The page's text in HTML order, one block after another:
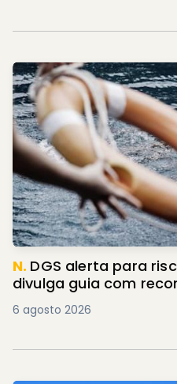
N. DGS alerta para
divulga guia com
6 agosto 2026